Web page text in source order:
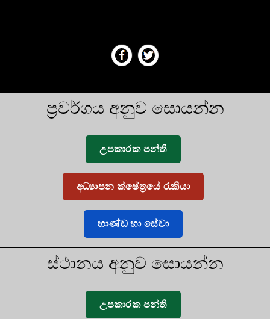
ප්‍රවර්ගය අනුව සොයන්න
උපකාරක පන්ති
අධ්‍යාපන ක්ෂේත්‍රයේ රැකියා
භාණ්ඩ හා සේවා
ස්ථානය අනුව සොයන්න
උපකාරක පන්ති